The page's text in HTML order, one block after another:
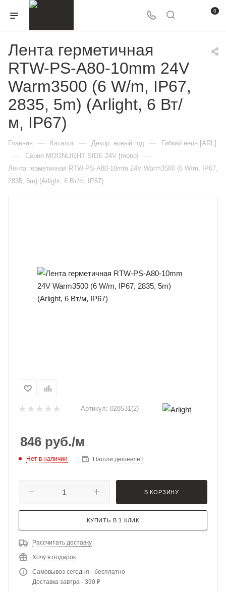
0
Лента герметичная
RTW-PS-A80-10mm 24V
Warm3500 (6 W/m, IP67,
2835, 5m) (Arlight, 6 Вт/
м, IP67)
Главная — Каталог — Декор, новый год — Гибкий неон [ARL]
— Серия MOONLIGHT SIDE 24V [mono] —
Лента герметичная RTW-PS-A80-10mm 24V Warm3500 (6 W/m, IP67,
2835, 5m) (Arlight, 6 Вт/м, IP67)
Артикул: 028531(2)
846 руб./м
Нет в наличии Нашли дешевле?
В КОРЗИНУ
КУПИТЬ В 1 КЛИК
Рассчитать доставку
Хочу в подарок
Самовывоз сегодня - бесплатно
Доставка завтра - 390 ₽